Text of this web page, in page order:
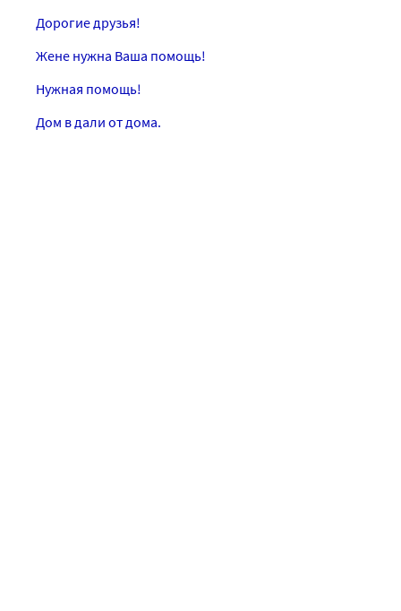
Дорогие друзья!
Жене нужна Ваша помощь!
Нужная помощь!
Дом в дали от дома.